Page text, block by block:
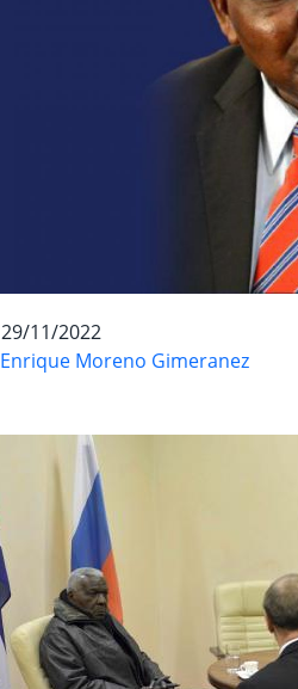
29/11/2022
Enrique Moreno Gimeranez